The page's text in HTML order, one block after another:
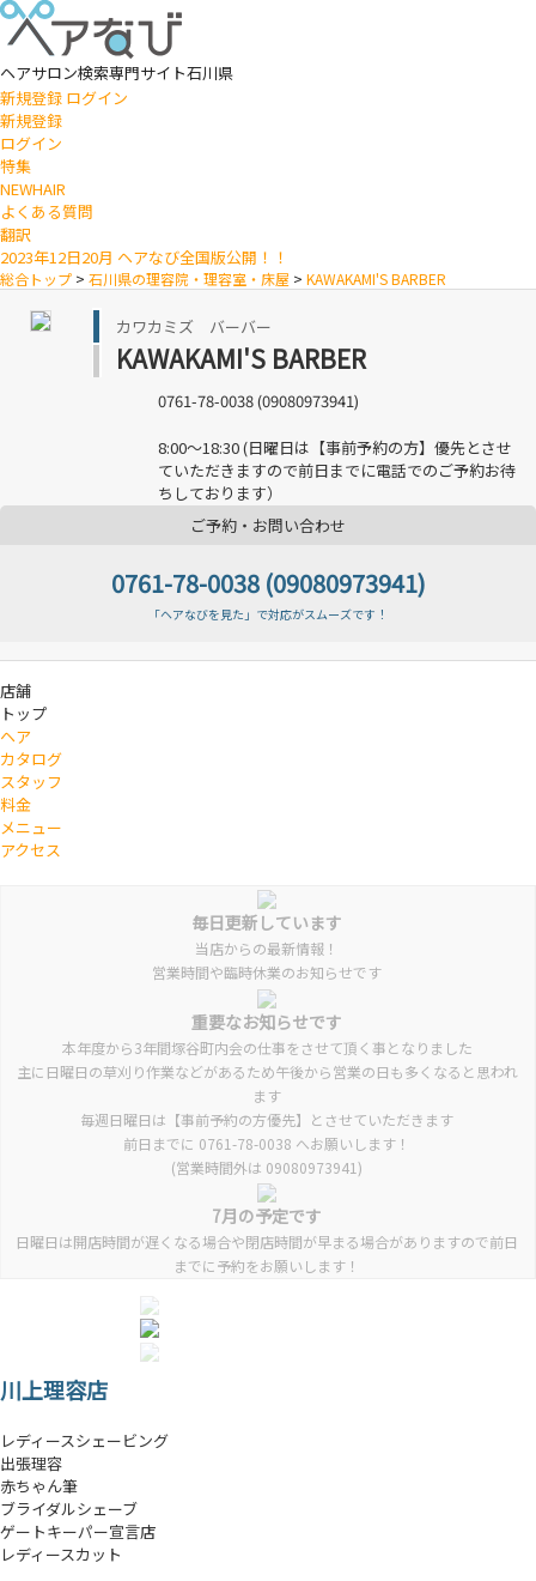
ヘアサロン検索専門サイト石川県
新規登録 ログイン
新規登録
ログイン
特集
NEWHAIR
よくある質問
翻訳
2023年12日20月 ヘアなび全国版公開！！
総合トップ > 石川県の理容院・理容室・床屋 > KAWAKAMI'S BARBER
カワカミズ バーバー
KAWAKAMI'S BARBER
0761-78-0038 (09080973941)
8:00〜18:30 (日曜日は【事前予約の方】優先とさせ
ていただきますので前日までに電話でのご予約お待
ちしております）
ご予約・お問い合わせ
0761-78-0038 (09080973941)
「ヘアなびを見た」で対応がスムーズです！
店舗
トップ
ヘア
カタログ
スタッフ
料金
メニュー
アクセス
毎日更新しています
当店からの最新情報！
営業時間や臨時休業のお知らせです
重要なお知らせです
本年度から3年間塚谷町内会の仕事をさせて頂く事となりました
主に日曜日の草刈り作業などがあるため午後から営業の日も多くなると思われ
ます
毎週日曜日は【事前予約の方優先】とさせていただきます
前日までに 0761-78-0038 へお願いします！
(営業時間外は 09080973941)
7月の予定です
日曜日は開店時間が遅くなる場合や閉店時間が早まる場合がありますので前日
までに予約をお願いします！
川上理容店
レディースシェービング
出張理容
赤ちゃん筆
ブライダルシェーブ
ゲートキーパー宣言店
レディースカット